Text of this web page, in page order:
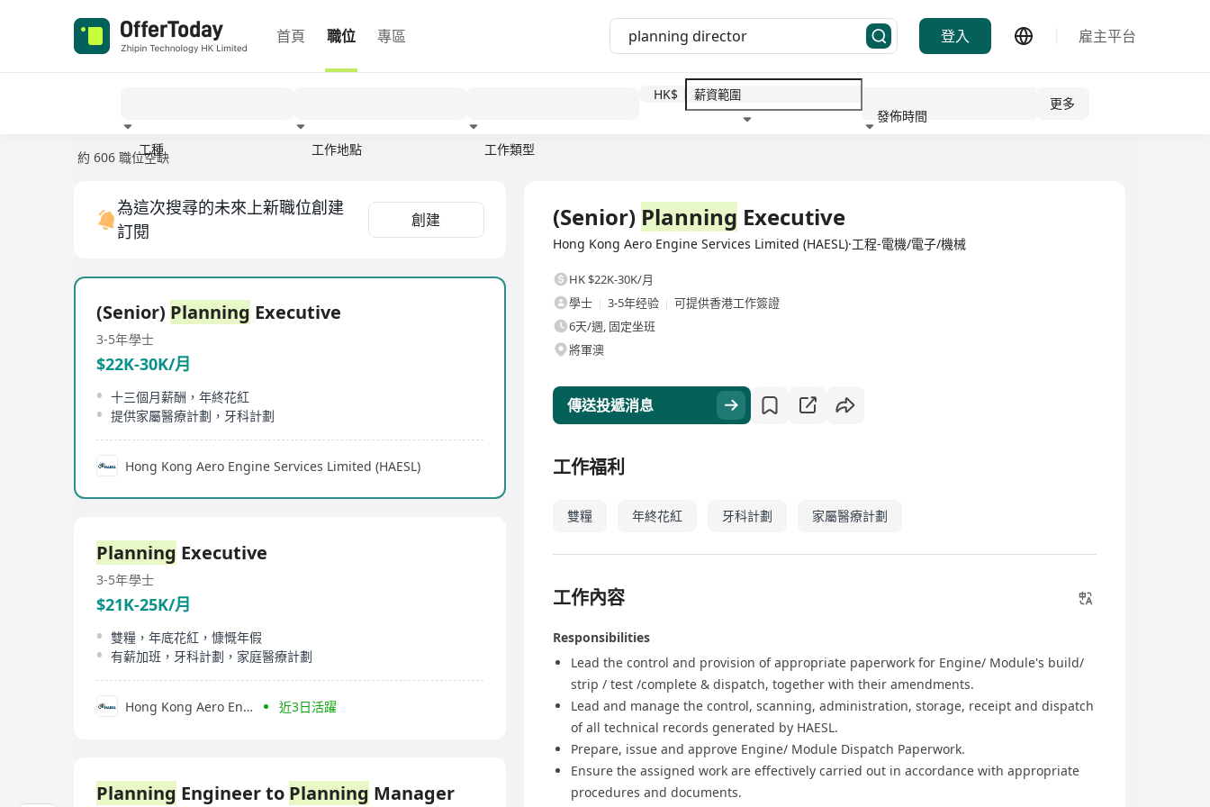
首頁 職位 專區 登入 雇主平台
工種 工作地點 工作類型
HK$
發佈時間
更多
約 606 職位空缺
為這次搜尋的未來上新職位創建
訂閱
創建
(Senior) Planning Executive
3-5年學士
$22K-30K/月
十三個月薪酬，年終花紅
提供家屬醫療計劃，牙科計劃
Hong Kong Aero Engine Services Limited (HAESL)
Planning Executive
3-5年學士
$21K-25K/月
雙糧，年底花紅，慷慨年假
有薪加班，牙科計劃，家庭醫療計劃
Hong Kong Aero Engine Services Limited (HAESL) 近3日活躍
Planning Engineer to Planning Manager
(Senior) Planning Executive
Hong Kong Aero Engine Services Limited (HAESL)·工程-電機/電子/機械
HK $22K-30K/月
學士
3-5年经验
可提供香港工作簽證
6天/週, 固定坐班
將軍澳
傳送投遞消息
工作福利
雙糧 年終花紅 牙科計劃 家屬醫療計劃
工作內容
Responsibilities
Lead the control and provision of appropriate paperwork for Engine/ Module's build/
strip / test /complete & dispatch, together with their amendments.
Lead and manage the control, scanning, administration, storage, receipt and dispatch
of all technical records generated by HAESL.
Prepare, issue and approve Engine/ Module Dispatch Paperwork.
Ensure the assigned work are effectively carried out in accordance with appropriate
procedures and documents.